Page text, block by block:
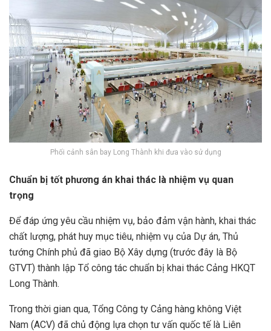
Phối cảnh sân bay Long Thành khi đưa vào sử dụng
Chuẩn bị tốt phương án khai thác là nhiệm vụ quan
trọng
Để đáp ứng yêu cầu nhiệm vụ, bảo đảm vận hành, khai thác
chất lượng, phát huy mục tiêu, nhiệm vụ của Dự án, Thủ
tướng Chính phủ đã giao Bộ Xây dựng (trước đây là Bộ
GTVT) thành lập Tổ công tác chuẩn bị khai thác Cảng HKQT
Long Thành.
Trong thời gian qua, Tổng Công ty Cảng hàng không Việt
Nam (ACV) đã chủ động lựa chọn tư vấn quốc tế là Liên